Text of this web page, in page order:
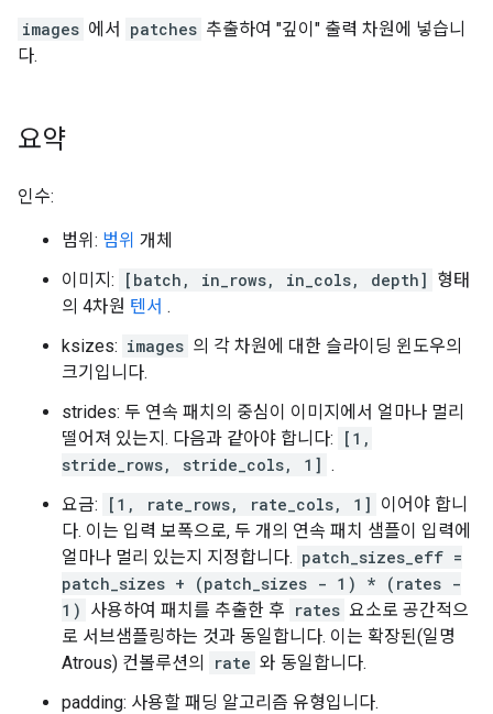
images 에서 patches 추출하여 "깊이" 출력 차원에 넣습니
다.
요약
인수:
범위: 범위 개체
이미지:
[batch, in_rows, in_cols, depth] 형태
의 4차원 텐서 .
ksizes: images 의 각 차원에 대한 슬라이딩 윈도우의
크기입니다.
strides: 두 연속 패치의 중심이 이미지에서 얼마나 멀리
떨어져 있는지. 다음과 같아야 합니다:
[1,
stride_rows, stride_cols, 1] .
요금:
[1, rate_rows, rate_cols, 1] 이어야 합니
다. 이는 입력 보폭으로, 두 개의 연속 패치 샘플이 입력에
얼마나 멀리 있는지 지정합니다. patch_sizes_eff =
patch_sizes + (patch_sizes - 1) * (rates -
1) 사용하여 패치를 추출한 후 rates 요소로 공간적으
로 서브샘플링하는 것과 동일합니다. 이는 확장된(일명
Atrous) 컨볼루션의
rate 와 동일합니다.
padding: 사용할 패딩 알고리즘 유형입니다.